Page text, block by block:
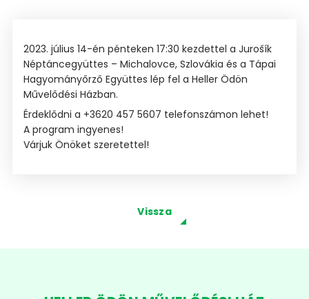
2023. július 14-én pénteken 17:30 kezdettel a Jurošík
Néptáncegyüttes – Michalovce, Szlovákia és a Tápai
Hagyományőrző Együttes lép fel a Heller Ödön
Művelődési Házban.
Érdeklődni a +3620 457 5607 telefonszámon lehet!
A program ingyenes!
Várjuk Önöket szeretettel!
Vissza